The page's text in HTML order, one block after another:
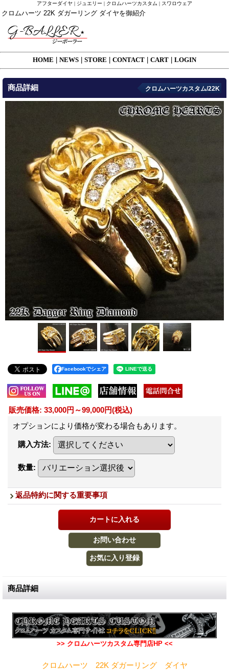
アフターダイヤ | ジュエリー | クロムハーツカスタム | スワロウェア
クロムハーツ 22K ダガーリング ダイヤを御紹介
HOME NEWS STORE CONTACT CART LOGIN
商品詳細 クロムハーツカスタム/22K
Facebookでシェア
販売価格: 33,000円～99,000円(税込)
オプションにより価格が変わる場合もあります。
購入方法:
数量:
返品特約に関する重要事項
商品詳細
>> クロムハーツカスタム専門店HP <<
クロムハーツ 22K ダガーリング ダイヤ